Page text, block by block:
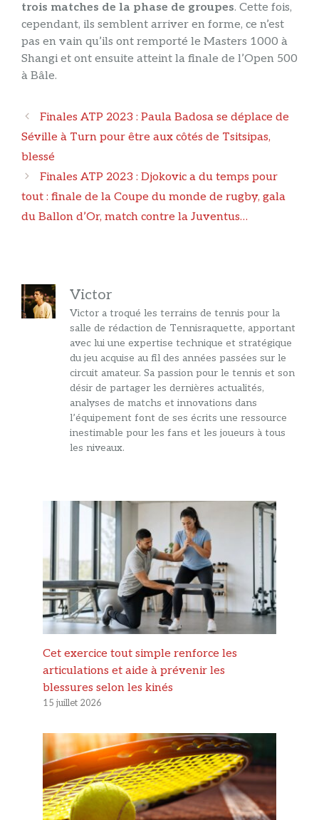
trois matches de la phase de groupes. Cette fois,
cependant, ils semblent arriver en forme, ce n’est
pas en vain qu’ils ont remporté le Masters 1000 à
Shangi et ont ensuite atteint la finale de l’Open 500
à Bâle.
Navigation
des
articles
Finales ATP 2023 : Paula Badosa se déplace de
Séville à Turn pour être aux côtés de Tsitsipas,
blessé
Finales ATP 2023 : Djokovic a du temps pour
tout : finale de la Coupe du monde de rugby, gala
du Ballon d’Or, match contre la Juventus…
Victor
Victor a troqué les terrains de tennis pour la
salle de rédaction de Tennisraquette, apportant
avec lui une expertise technique et stratégique
du jeu acquise au fil des années passées sur le
circuit amateur. Sa passion pour le tennis et son
désir de partager les dernières actualités,
analyses de matchs et innovations dans
l’équipement font de ses écrits une ressource
inestimable pour les fans et les joueurs à tous
les niveaux.
Cet exercice tout simple renforce les
articulations et aide à prévenir les
blessures selon les kinés
15 juillet 2026